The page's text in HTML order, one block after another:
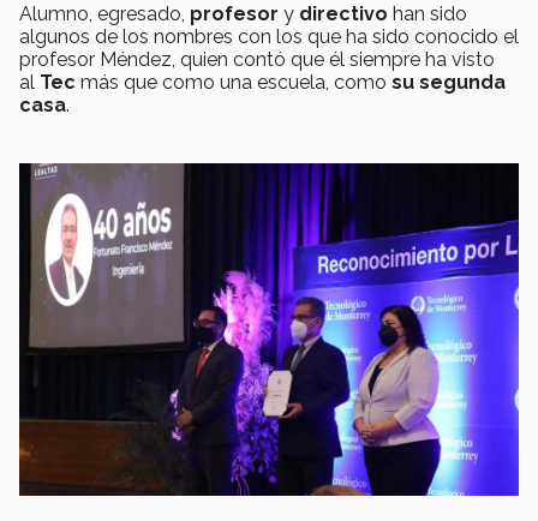
Alumno, egresado, profesor y directivo han sido
algunos de los nombres con los que ha sido conocido el
profesor Méndez, quien contó que él siempre ha visto
al Tec más que como una escuela, como su segunda
casa.